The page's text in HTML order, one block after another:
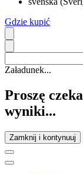
Gdzie kupić
Załadunek...
Proszę
wyniki...
Zamknij i kontynuuj